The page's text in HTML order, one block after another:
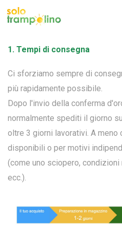
1. Tempi di consegna
Ci sforziamo sempre di
più rapidamente possibile.
Dopo l'invio della conferma
normalmente spediti il ​​giorno
oltre 3 giorni lavorativi. A meno
disponibili o per motivi
(come uno sciopero,
ecc.).